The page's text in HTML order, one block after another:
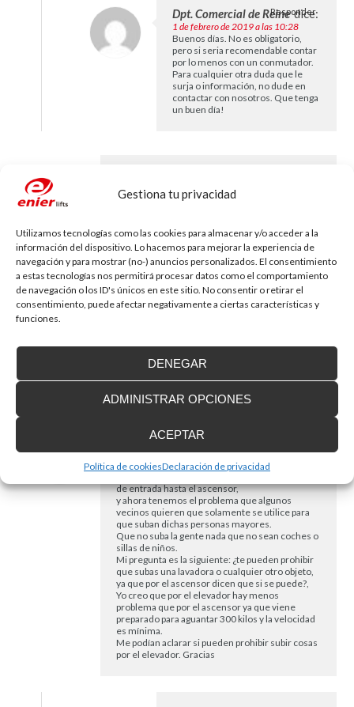
Gestiona tu privacidad
Utilizamos tecnologías como las cookies para almacenar y/o acceder a la
información del dispositivo. Lo hacemos para mejorar la experiencia de
navegación y para mostrar (no-) anuncios personalizados. El consentimiento
a estas tecnologías nos permitirá procesar datos como el comportamiento
de navegación o los ID's únicos en este sitio. No consentir o retirar el
consentimiento, puede afectar negativamente a ciertas características y
funciones.
ACEPTAR
DENEGAR
ADMINISTRAR OPCIONES
Política de cookiesDeclaración de privacidad
Dpt. Comercial de Reine dice:
1 de febrero de 2019 a las 10:28
Buenos días. No es obligatorio,
pero si seria recomendable contar
por lo menos con un conmutador.
Para cualquier otra duda que le
surja o información, no dude en
contactar con nosotros. Que tenga
un buen día!
Responder
7 de febrero de 2019 a las 15:55
Hola, ustedes operan en Chile ? el costo de un
como lo obtengo por favor ?
Dpt. Comercial de Reine dice:
11 de febrero de 2019 a las 8:44
comunicarle que no tenemos
cobertura en su zona. Reciba
nuestros saludos cordiales.
Responder
José Luis Hernández Alonso
3 de septiembre de 2019 a las 10:11
Hemos colocado un elevador en el portal de
de entrada hasta el ascensor,
y ahora tenemos el problema que algunos
vecinos quieren que solamente se utilice para
que suban dichas personas mayores.
Que no suba la gente nada que no sean coches o
sillas de niños.
Mi pregunta es la siguiente: ¿te pueden prohibir
que subas una lavadora o cualquier otro objeto,
ya que por el ascensor dicen que si se puede?,
Yo creo que por el elevador hay menos
problema que por el ascensor ya que viene
preparado para aguantar 300 kilos y la velocidad
es mínima.
Me podían aclarar si pueden prohibir subir cosas
por el elevador. Gracias